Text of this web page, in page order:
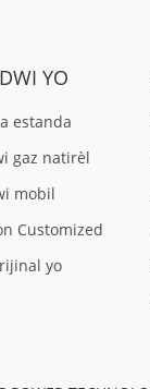
YO
estanda
gaz natirèl
mobil
Customized
yo